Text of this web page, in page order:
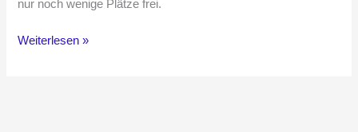
nur noch wenige Plätze frei.
200
Weiterlesen »